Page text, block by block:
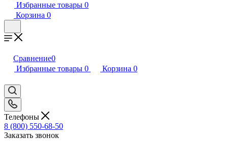
Избранные товары 0
Корзина 0
Сравнение0
Избранные товары 0 Корзина 0
Телефоны
8 (800) 550-68-50
Заказать звонок